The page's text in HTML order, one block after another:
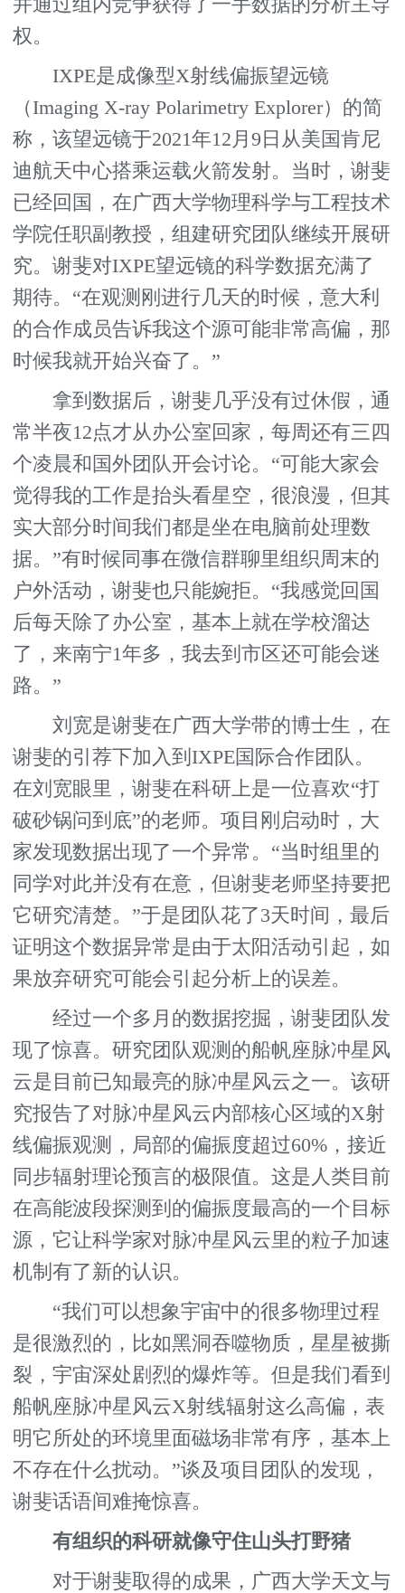
并通过组内竞争获得了一手数据的分析主导
权。
IXPE是成像型X射线偏振望远镜
（Imaging X-ray Polarimetry Explorer）的简
称，该望远镜于2021年12月9日从美国肯尼
迪航天中心搭乘运载火箭发射。当时，谢斐
已经回国，在广西大学物理科学与工程技术
学院任职副教授，组建研究团队继续开展研
究。谢斐对IXPE望远镜的科学数据充满了
期待。“在观测刚进行几天的时候，意大利
的合作成员告诉我这个源可能非常高偏，那
时候我就开始兴奋了。”
拿到数据后，谢斐几乎没有过休假，通
常半夜12点才从办公室回家，每周还有三四
个凌晨和国外团队开会讨论。“可能大家会
觉得我的工作是抬头看星空，很浪漫，但其
实大部分时间我们都是坐在电脑前处理数
据。”有时候同事在微信群聊里组织周末的
户外活动，谢斐也只能婉拒。“我感觉回国
后每天除了办公室，基本上就在学校溜达
了，来南宁1年多，我去到市区还可能会迷
路。”
刘宽是谢斐在广西大学带的博士生，在
谢斐的引荐下加入到IXPE国际合作团队。
在刘宽眼里，谢斐在科研上是一位喜欢“打
破砂锅问到底”的老师。项目刚启动时，大
家发现数据出现了一个异常。“当时组里的
同学对此并没有在意，但谢斐老师坚持要把
它研究清楚。”于是团队花了3天时间，最后
证明这个数据异常是由于太阳活动引起，如
果放弃研究可能会引起分析上的误差。
经过一个多月的数据挖掘，谢斐团队发
现了惊喜。研究团队观测的船帆座脉冲星风
云是目前已知最亮的脉冲星风云之一。该研
究报告了对脉冲星风云内部核心区域的X射
线偏振观测，局部的偏振度超过60%，接近
同步辐射理论预言的极限值。这是人类目前
在高能波段探测到的偏振度最高的一个目标
源，它让科学家对脉冲星风云里的粒子加速
机制有了新的认识。
“我们可以想象宇宙中的很多物理过程
是很激烈的，比如黑洞吞噬物质，星星被撕
裂，宇宙深处剧烈的爆炸等。但是我们看到
船帆座脉冲星风云X射线辐射这么高偏，表
明它所处的环境里面磁场非常有序，基本上
不存在什么扰动。”谈及项目团队的发现，
谢斐话语间难掩惊喜。
有组织的科研就像守住山头打野猪
对于谢斐取得的成果，广西大学天文与